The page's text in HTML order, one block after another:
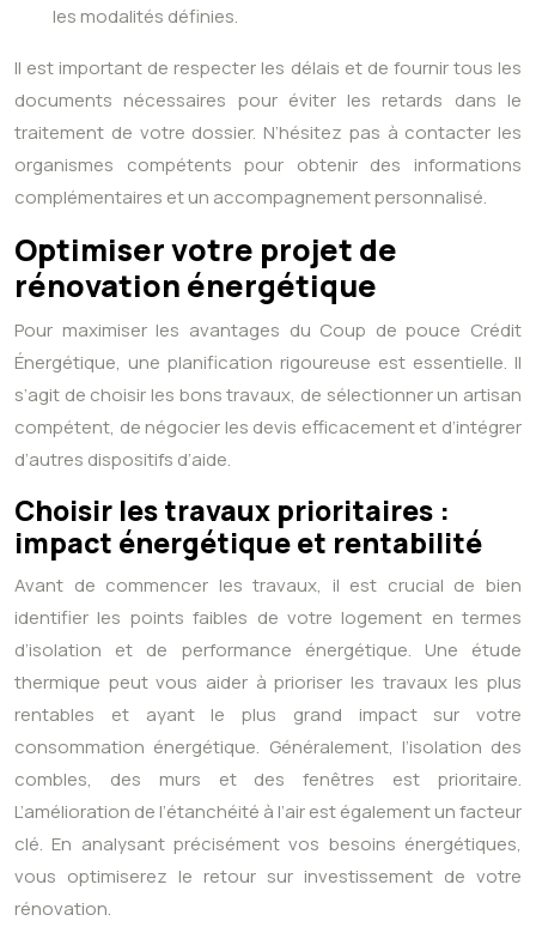
les modalités définies.
Il est important de respecter les délais et de fournir tous les
documents nécessaires pour éviter les retards dans le
traitement de votre dossier. N’hésitez pas à contacter les
organismes compétents pour obtenir des informations
complémentaires et un accompagnement personnalisé.
Optimiser votre projet de
rénovation énergétique
Pour maximiser les avantages du Coup de pouce Crédit
Énergétique, une planification rigoureuse est essentielle. Il
s’agit de choisir les bons travaux, de sélectionner un artisan
compétent, de négocier les devis efficacement et d’intégrer
d’autres dispositifs d’aide.
Choisir les travaux prioritaires :
impact énergétique et rentabilité
Avant de commencer les travaux, il est crucial de bien
identifier les points faibles de votre logement en termes
d’isolation et de performance énergétique. Une étude
thermique peut vous aider à prioriser les travaux les plus
rentables et ayant le plus grand impact sur votre
consommation énergétique. Généralement, l’isolation des
combles, des murs et des fenêtres est prioritaire.
L’amélioration de l’étanchéité à l’air est également un facteur
clé. En analysant précisément vos besoins énergétiques,
vous optimiserez le retour sur investissement de votre
rénovation.